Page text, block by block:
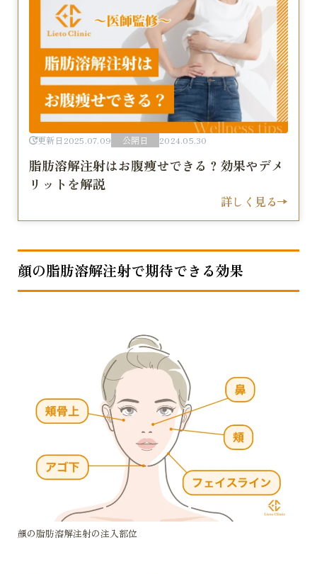
更新日 2025.07.09 公開日 2024.05.30
脂肪溶解注射はお腹痩せできる？効果やデメ
リットを解説
詳しく見る
顔の脂肪溶解注射で期待できる効果
顔の脂肪溶解注射の注入部位